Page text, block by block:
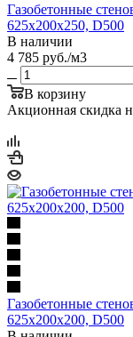
Газобетонные
625х200х250, D500
В наличии
4 785 руб./м3
В корзину
Акционная скидка
Газобетонные
625х200х200, D500